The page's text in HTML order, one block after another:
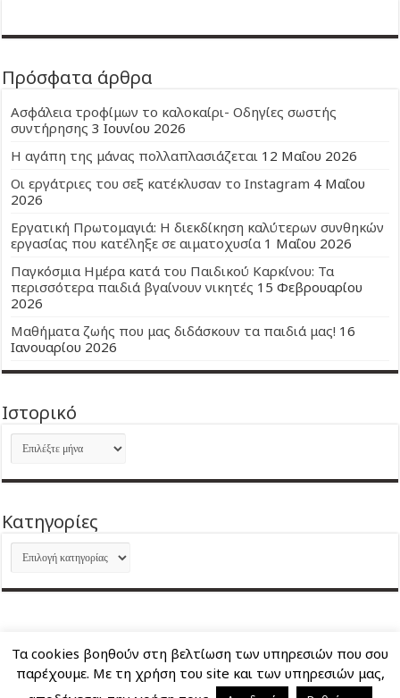
Πρόσφατα άρθρα
Ασφάλεια τροφίμων το καλοκαίρι- Οδηγίες σωστής
συντήρησης 3 Ιουνίου 2026
Η αγάπη της μάνας πολλαπλασιάζεται 12 Μαΐου 2026
Οι εργάτριες του σεξ κατέκλυσαν το Instagram 4 Μαΐου
2026
Εργατική Πρωτομαγιά: Η διεκδίκηση καλύτερων συνθηκών
εργασίας που κατέληξε σε αιματοχυσία 1 Μαΐου 2026
Παγκόσμια Ημέρα κατά του Παιδικού Καρκίνου: Τα
περισσότερα παιδιά βγαίνουν νικητές 15 Φεβρουαρίου
2026
Μαθήματα ζωής που μας διδάσκουν τα παιδιά μας! 16
Ιανουαρίου 2026
Ιστορικό
Ιστορικό
Kατηγορίες
Kατηγορίες
About Me Επικοινωνία
Τα cookies βοηθούν στη βελτίωση των υπηρεσιών που σου
παρέχουμε. Με τη χρήση του site και των υπηρεσιών μας,